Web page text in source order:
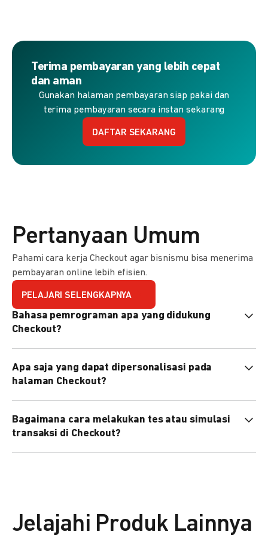
Terima pembayaran yang lebih cepat
dan aman
Gunakan halaman pembayaran siap pakai dan
terima pembayaran secara instan sekarang
DAFTAR SEKARANG
Pertanyaan Umum
Pahami cara kerja Checkout agar bisnismu bisa menerima
pembayaran online lebih efisien.
PELAJARI SELENGKAPNYA
Bahasa pemrograman apa yang didukung
Checkout?
PHP, Node.js, Go, dll).
Apa saja yang dapat dipersonalisasi pada
halaman Checkout?
preferensi bahasa, dan urutan metode pembayaran sesuai
kebutuhan brand Anda.
Bagaimana cara melakukan tes atau simulasi
transaksi di Checkout?
Jelajahi Produk Lainnya